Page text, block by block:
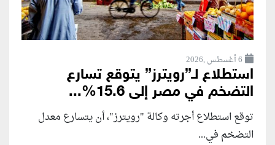
6 أغسطس ,2026
استطلاع لـ”رويترز” يتوقع تسارع
التضخم في مصر إلى 15.6%...
توقع استطلاع أجرته وكالة "رويترز"، أن يتسارع ‌معدل
التضخم في...